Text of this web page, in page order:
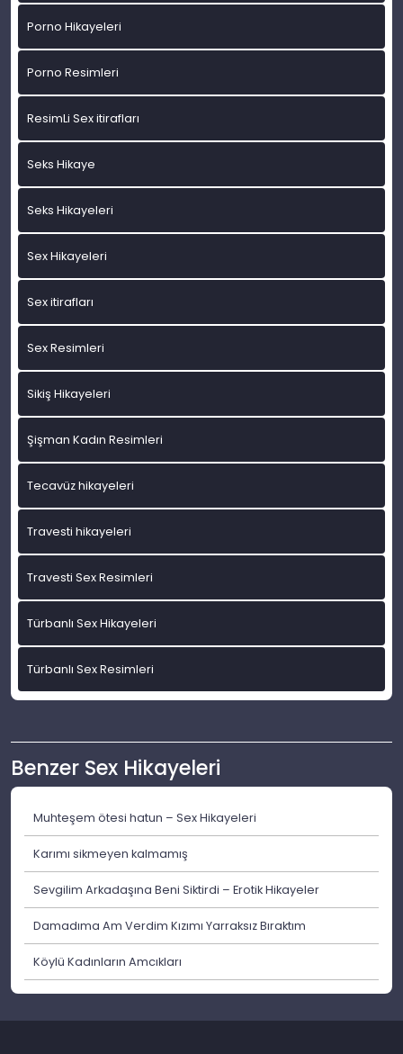
Porno Hikayeleri
Porno Resimleri
ResimLi Sex itirafları
Seks Hikaye
Seks Hikayeleri
Sex Hikayeleri
Sex itirafları
Sex Resimleri
Sikiş Hikayeleri
Şişman Kadın Resimleri
Tecavüz hikayeleri
Travesti hikayeleri
Travesti Sex Resimleri
Türbanlı Sex Hikayeleri
Türbanlı Sex Resimleri
Benzer Sex Hikayeleri
Muhteşem ötesi hatun – Sex Hikayeleri
Karımı sikmeyen kalmamış
Sevgilim Arkadaşına Beni Siktirdi – Erotik Hikayeler
Damadıma Am Verdim Kızımı Yarraksız Bıraktım
Köylü Kadınların Amcıkları